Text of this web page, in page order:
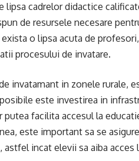
lipsa cadrelor didactice
de resursele necesare
o lipsa acuta de
procesului de invatare.
invatamant in zonele rurale,
este investirea in
putea facilita accesul la
este important sa se
astfel incat elevii sa aiba